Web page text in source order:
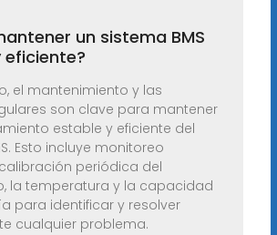
un sistema BMS
el mantenimiento y las
son clave para mantener
estable y eficiente del
Esto incluye monitoreo
periódica del
la temperatura y la capacidad
para identificar y resolver
cualquier problema.